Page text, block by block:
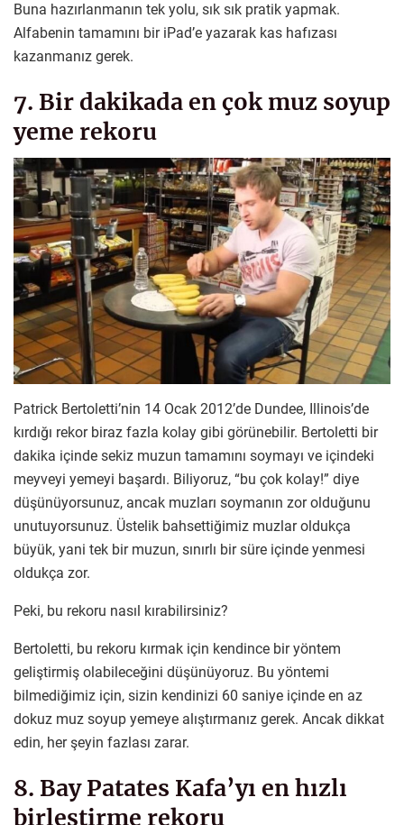
Buna hazırlanmanın tek yolu, sık sık pratik yapmak.
Alfabenin tamamını bir iPad’e yazarak kas hafızası
kazanmanız gerek.
7. Bir dakikada en çok muz soyup
yeme rekoru
Patrick Bertoletti’nin 14 Ocak 2012’de Dundee, Illinois’de
kırdığı rekor biraz fazla kolay gibi görünebilir. Bertoletti bir
dakika içinde sekiz muzun tamamını soymayı ve içindeki
meyveyi yemeyi başardı. Biliyoruz, “bu çok kolay!” diye
düşünüyorsunuz, ancak muzları soymanın zor olduğunu
unutuyorsunuz. Üstelik bahsettiğimiz muzlar oldukça
büyük, yani tek bir muzun, sınırlı bir süre içinde yenmesi
oldukça zor.
Peki, bu rekoru nasıl kırabilirsiniz?
Bertoletti, bu rekoru kırmak için kendince bir yöntem
geliştirmiş olabileceğini düşünüyoruz. Bu yöntemi
bilmediğimiz için, sizin kendinizi 60 saniye içinde en az
dokuz muz soyup yemeye alıştırmanız gerek. Ancak dikkat
edin, her şeyin fazlası zarar.
8. Bay Patates Kafa’yı en hızlı
birleştirme rekoru